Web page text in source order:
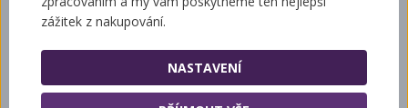
zážitek z nakupování.
NASTAVENÍ